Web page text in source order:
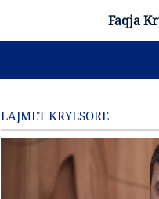
Faqja
LAJMET KRYESORE